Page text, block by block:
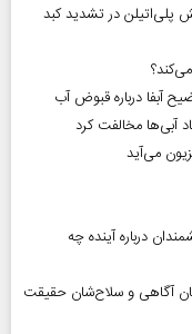
پلی‌اتیلن در تشدید کبد
آبفا درباره قبوض آب
می‌آید
درباره آینده چه
آگاهی و سلاح‌شان حقیقت